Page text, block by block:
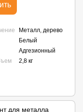
Металл, дерево
Белый
Адгезионный
2,8 кг